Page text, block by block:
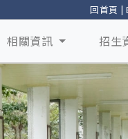
回首頁 |
相關資訊 招生